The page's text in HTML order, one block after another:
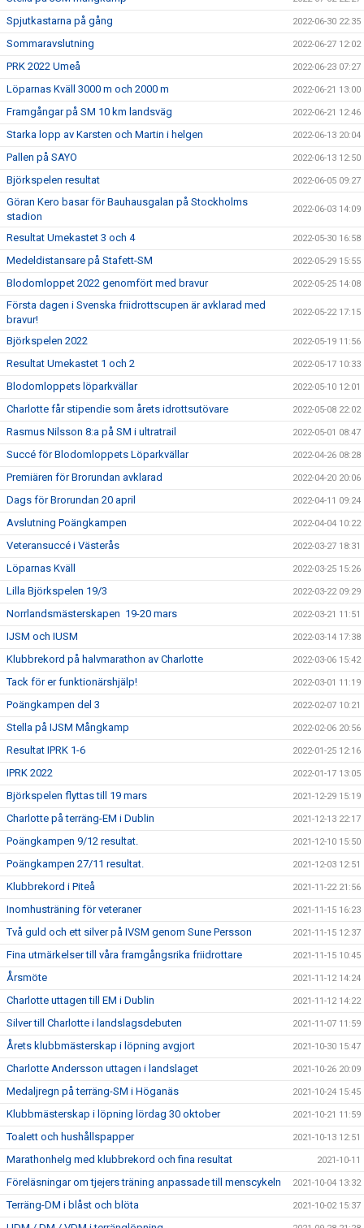
Spjutkastarna på gång 2022-06-30 22:35
Sommaravslutning 2022-06-27 12:02
PRK 2022 Umeå 2022-06-23 07:27
Löparnas Kväll 3000 m och 2000 m 2022-06-21 13:00
Framgångar på SM 10 km landsväg 2022-06-21 12:46
Starka lopp av Karsten och Martin i helgen 2022-06-13 20:04
Pallen på SAYO 2022-06-13 12:50
Björkspelen resultat 2022-06-05 09:27
Göran Kero basar för Bauhausgalan på Stockholms
stadion
2022-06-03 14:09
Resultat Umekastet 3 och 4 2022-05-30 16:58
Medeldistansare på Stafett-SM 2022-05-29 15:55
Blodomloppet 2022 genomfört med bravur 2022-05-25 14:08
Första dagen i Svenska friidrottscupen är avklarad med
bravur!
2022-05-22 17:15
Björkspelen 2022 2022-05-19 11:56
Resultat Umekastet 1 och 2 2022-05-17 10:33
Blodomloppets löparkvällar 2022-05-10 12:01
Charlotte får stipendie som årets idrottsutövare 2022-05-08 22:02
Rasmus Nilsson 8:a på SM i ultratrail 2022-05-01 08:47
Succé för Blodomloppets Löparkvällar 2022-04-26 08:28
Premiären för Brorundan avklarad 2022-04-20 20:06
Dags för Brorundan 20 april 2022-04-11 09:24
Avslutning Poängkampen 2022-04-04 10:22
Veteransuccé i Västerås 2022-03-27 18:31
Löparnas Kväll 2022-03-25 15:26
Lilla Björkspelen 19/3 2022-03-22 09:29
Norrlandsmästerskapen 19-20 mars 2022-03-21 11:51
IJSM och IUSM 2022-03-14 17:38
Klubbrekord på halvmarathon av Charlotte 2022-03-06 15:42
Tack för er funktionärshjälp! 2022-03-01 11:19
Poängkampen del 3 2022-02-07 10:21
Stella på IJSM Mångkamp 2022-02-06 20:56
Resultat IPRK 1-6 2022-01-25 12:16
IPRK 2022 2022-01-17 13:05
Björkspelen flyttas till 19 mars 2021-12-29 15:19
Charlotte på terräng-EM i Dublin 2021-12-13 22:17
Poängkampen 9/12 resultat. 2021-12-10 15:50
Poängkampen 27/11 resultat. 2021-12-03 12:51
Klubbrekord i Piteå 2021-11-22 21:56
Inomhusträning för veteraner 2021-11-15 16:23
Två guld och ett silver på IVSM genom Sune Persson 2021-11-15 12:37
Fina utmärkelser till våra framgångsrika friidrottare 2021-11-15 10:45
Årsmöte 2021-11-12 14:24
Charlotte uttagen till EM i Dublin 2021-11-12 14:22
Silver till Charlotte i landslagsdebuten 2021-11-07 11:59
Årets klubbmästerskap i löpning avgjort 2021-10-30 15:47
Charlotte Andersson uttagen i landslaget 2021-10-26 20:09
Medaljregn på terräng-SM i Höganäs 2021-10-24 15:45
Klubbmästerskap i löpning lördag 30 oktober 2021-10-21 11:59
Toalett och hushållspapper 2021-10-13 12:51
Marathonhelg med klubbrekord och fina resultat 2021-10-11
Föreläsningar om tjejers träning anpassade till menscykeln 2021-10-04 13:32
Terräng-DM i blåst och blöta 2021-10-02 15:37